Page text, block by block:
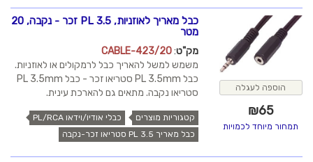
הוספה לעגלה
₪65
תמחור מיוחד לכמויות
כבל מאריך לאוזניות, PL 3.5 זכר - נקבה, 20
מטר
מק"ט:
CABLE-423/20
משמש למשל להאריך כבל לרמקולים או לאוזניות.
כבל PL 3.5mm סטריאו זכר - כבל PL 3.5mm
סטריאו נקבה. מתאים גם להארכת עינית.
קטגוריות מוצרים
כבלי אודיו/וידאו PL/RCA
כבל מאריך PL 3.5 סטריאו זכר-נקבה